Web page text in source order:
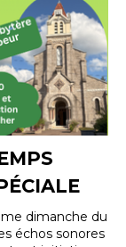
dimanche du
échos sonores